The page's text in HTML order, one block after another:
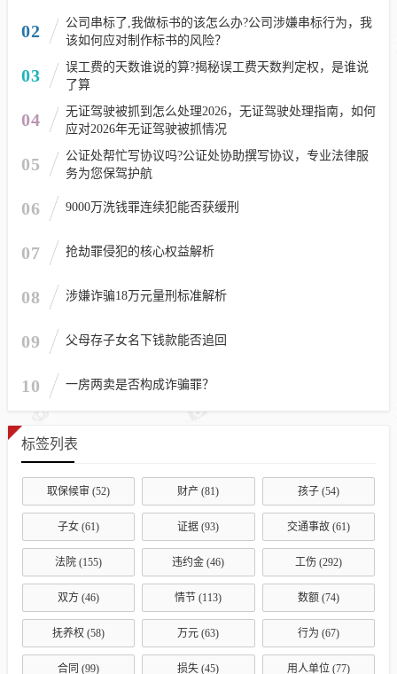
02
公司串标了,我做标书的该怎么办?公司涉嫌串标行为，我
该如何应对制作标书的风险？
03
误工费的天数谁说的算?揭秘误工费天数判定权，是谁说
了算
04
无证驾驶被抓到怎么处理2026，无证驾驶处理指南，如何
应对2026年无证驾驶被抓情况
05
公证处帮忙写协议吗?公证处协助撰写协议，专业法律服
务为您保驾护航
06 9000万洗钱罪连续犯能否获缓刑
07 抢劫罪侵犯的核心权益解析
08 涉嫌诈骗18万元量刑标准解析
09 父母存子女名下钱款能否追回
10 一房两卖是否构成诈骗罪？
标签列表
取保候审 (52) 财产 (81) 孩子(54)
子女 (61) 证据 (93) 交通事故(61)
法院 (155) 违约金 (46) 工伤(292)
双方 (46) 情节 (113) 数额(74)
抚养权 (58) 万元 (63) 行为 (67)
合同 (99) 损失 (45) 用人单位 (77)